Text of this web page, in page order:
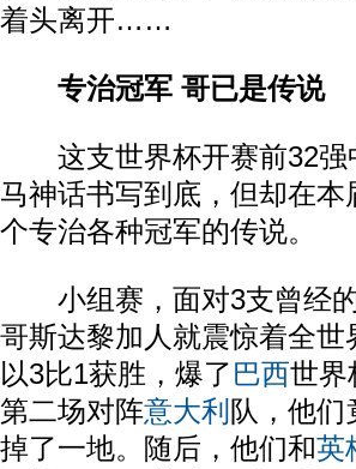
着头离开……
专治冠军 哥已是传说
这支世界杯开赛前32强
马神话书写到底，但却在
个专治各种冠军的传说。
小组赛，面对3支曾经的
哥斯达黎加人就震惊着全世
以3比1获胜，爆了巴西世界
第二场对阵意大利 队，他们
掉了一地。随后，他们和英